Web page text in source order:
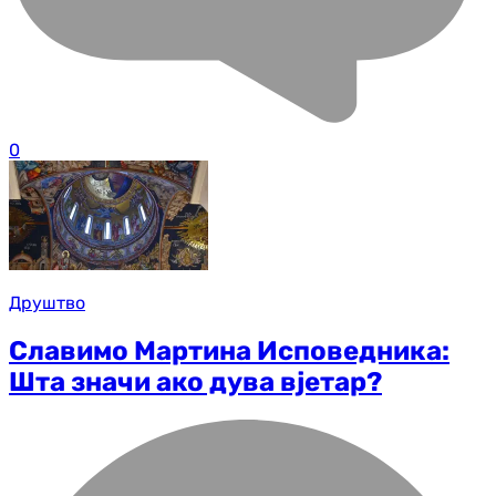
0
Друштво
Славимо Мартина Исповедника:
Шта значи ако дува вјетар?